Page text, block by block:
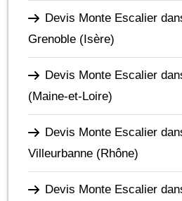
Devis Monte Escalier
Grenoble (Isère)
Devis Monte Escalier
(Maine-et-Loire)
Devis Monte Escalier
Villeurbanne (Rhône)
Devis Monte Escalier